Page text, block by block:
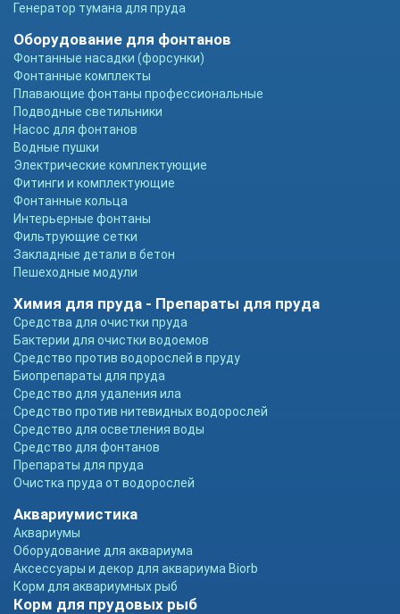
Генератор тумана для пруда
Оборудование для фонтанов
Фонтанные насадки (форсунки)
Фонтанные комплекты
Плавающие фонтаны профессиональные
Подводные светильники
Насос для фонтанов
Водные пушки
Электрические комплектующие
Фитинги и комплектующие
Фонтанные кольца
Интерьерные фонтаны
Фильтрующие сетки
Закладные детали в бетон
Пешеходные модули
Химия для пруда - Препараты для пруда
Средства для очистки пруда
Бактерии для очистки водоемов
Средство против водорослей в пруду
Биопрепараты для пруда
Средство для удаления ила
Средство против нитевидных водорослей
Средство для осветления воды
Средство для фонтанов
Препараты для пруда
Очистка пруда от водорослей
Аквариумистика
Аквариумы
Оборудование для аквариума
Аксессуары и декор для аквариума Biorb
Корм для аквариумных рыб
Корм для прудовых рыб